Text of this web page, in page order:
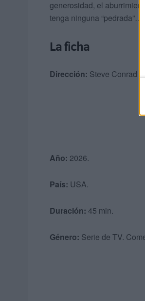
generosidad, el
tenga ninguna “pedrada”…
La ficha
Dirección: Steve Conrad
Año: 2026.
País: USA.
Duración: 45 min.
Género: Serie de TV.